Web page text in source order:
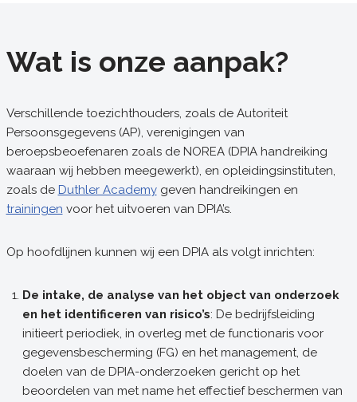
Wat is onze aanpak?
Verschillende toezichthouders, zoals de Autoriteit
Persoonsgegevens (AP), verenigingen van
beroepsbeoefenaren zoals de NOREA (DPIA handreiking
waaraan wij hebben meegewerkt), en opleidingsinstituten,
zoals de Duthler Academygeven handreikingen en
trainingen voor het uitvoeren van DPIA’s.
Op hoofdlijnen kunnen wij een DPIA als volgt inrichten:
De intake, de analyse van het object van onderzoek
en het identificeren van risico’s: De bedrijfsleiding
initieert periodiek, in overleg met de functionaris voor
gegevensbescherming (FG) en het management, de
doelen van de DPIA-onderzoeken gericht op het
beoordelen van met name het effectief beschermen van